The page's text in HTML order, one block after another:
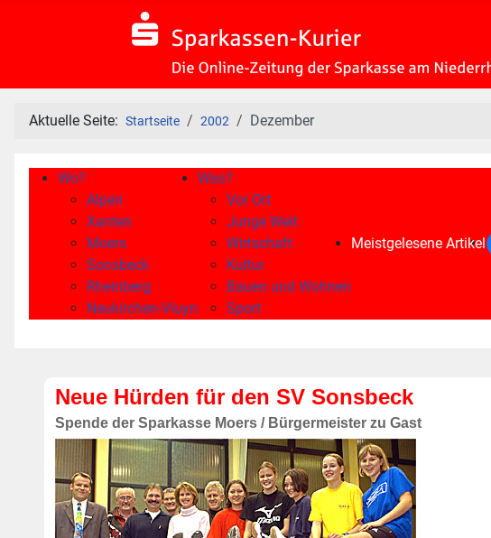
Aktuelle Seite: Startseite 2002 Dezember
Wo?
Alpen
Xanten
Moers
Sonsbeck
Rheinberg
Neukirchen-Vluyn
Was?
Vor Ort
Junge Welt
Wirtschaft
Kultur
Bauen und Wohnen
Sport
Meistgelesene Artikel
Neue Hürden für den SV Sonsbeck
Spende der Sparkasse Moers / Bürgermeister zu Gast